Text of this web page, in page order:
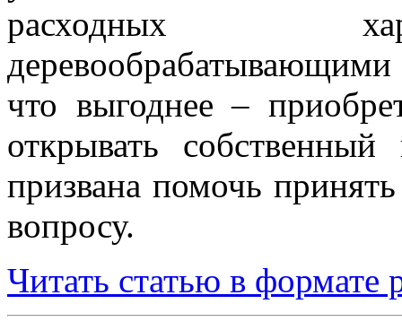
расходных
что выгоднее –
открывать собственный
призвана помочь
вопросу.
Читать статью в формате